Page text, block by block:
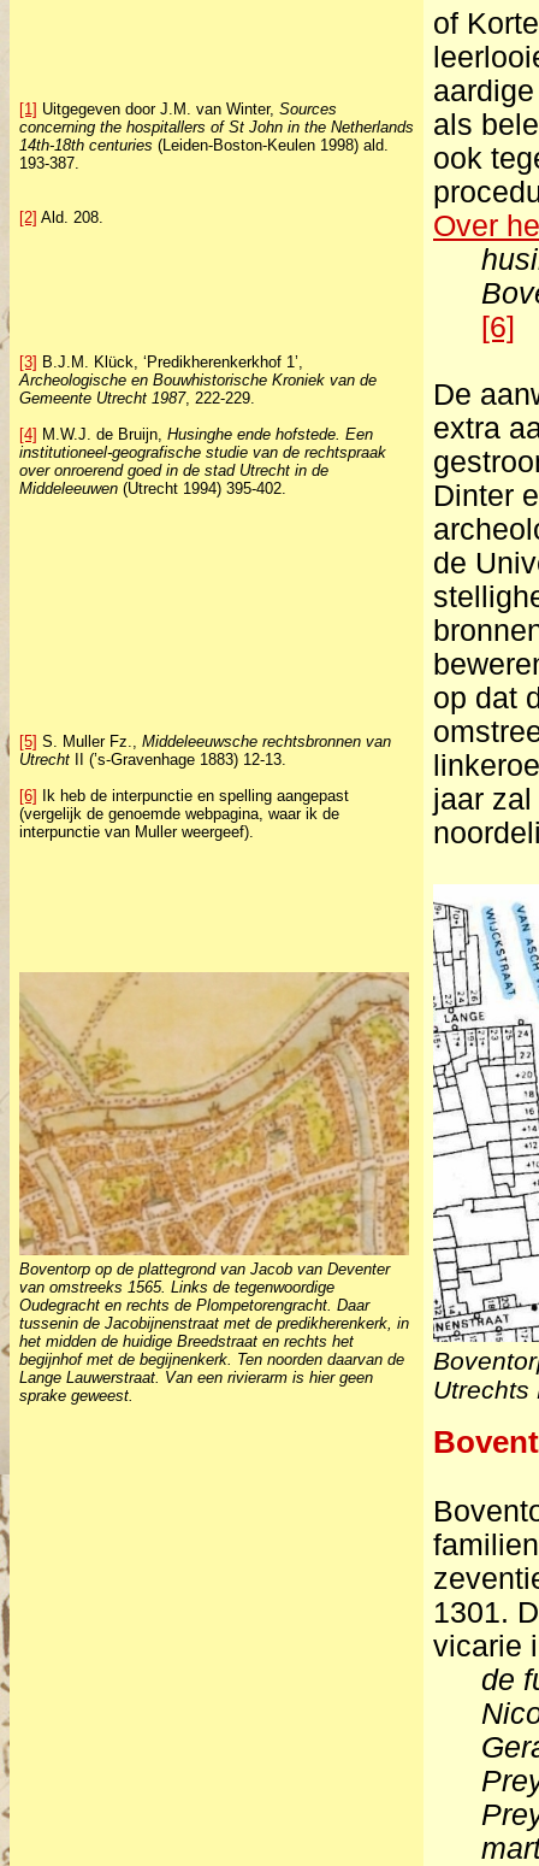
[1] Uitgegeven door J.M. van Winter, Sources
concerning the hospitallers of St John in the Netherlands
14th-18th centuries (Leiden-Boston-Keulen 1998) ald.
193-387.
[2] Ald. 208.
[3] B.J.M. Klück, ‘Predikherenkerkhof 1’,
Archeologische en Bouwhistorische Kroniek van de
Gemeente Utrecht 1987, 222-229.
[4] M.W.J. de Bruijn, Husinghe ende hofstede. Een
institutioneel-geografische studie van de rechtspraak
over onroerend goed in de stad Utrecht in de
Middeleeuwen (Utrecht 1994) 395-402.
[5] S. Muller Fz., Middeleeuwsche rechtsbronnen van
Utrecht II (’s-Gravenhage 1883) 12-13.
[6]
Ik heb de interpunctie en spelling aangepast
(vergelijk de genoemde webpagina, waar ik de
interpunctie van Muller weergeef).
Boventorp op de plattegrond van Jacob van Deventer
van omstreeks 1565. Links de tegenwoordige
Oudegracht en rechts de Plompetorengracht. Daar
tussenin de Jacobijnenstraat met de predikherenkerk, in
het midden de huidige Breedstraat en rechts het
begijnhof met de begijnenkerk. Ten noorden daarvan de
Lange Lauwerstraat. Van een rivierarm is hier geen
sprake geweest.
of
als
ook
Over
[6]
De
extra
Dinter
de
op dat
jaar
Utrechts
1301.
vicarie
de